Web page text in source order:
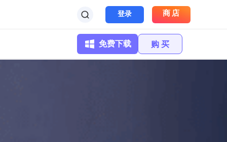
登录 商店
免费下载 购 买